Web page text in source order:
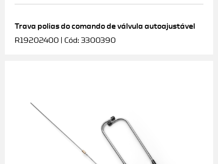
Trava polias do comando de válvula autoajustável
R19202400 | Cód: 3300390